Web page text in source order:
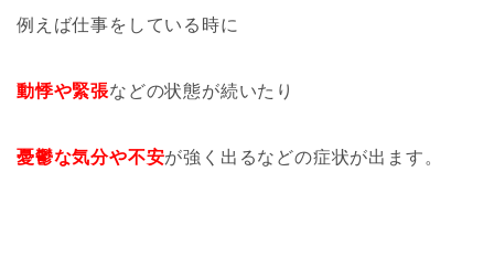
例えば仕事をしている時に
動悸や緊張などの状態が続いたり
憂鬱な気分や不安が強く出るなどの症状が出ます。